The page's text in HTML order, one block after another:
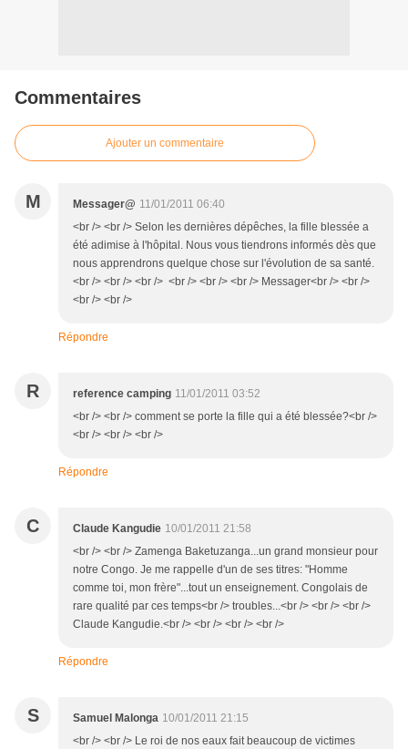
Commentaires
Ajouter un commentaire
M Messager@ 11/01/2011 06:40
<br /> <br /> Selon les dernières dépêches, la fille blessée a
été adimise à l'hôpital. Nous vous tiendrons informés dès que
nous apprendrons quelque chose sur l'évolution de sa santé.
<br /> <br /> <br /> <br /> <br /> <br /> Messager<br /> <br />
<br /> <br />
Répondre
R reference camping 11/01/2011 03:52
<br /> <br /> comment se porte la fille qui a été blessée?<br />
<br /> <br /> <br />
Répondre
C Claude Kangudie 10/01/2011 21:58
<br /> <br /> Zamenga Baketuzanga...un grand monsieur pour
notre Congo. Je me rappelle d'un de ses titres: "Homme
comme toi, mon frère"...tout un enseignement. Congolais de
rare qualité par ces temps<br /> troubles...<br /> <br /> <br />
Claude Kangudie.<br /> <br /> <br /> <br />
Répondre
S Samuel Malonga 10/01/2011 21:15
<br /> <br /> Le roi de nos eaux fait beaucoup de victimes